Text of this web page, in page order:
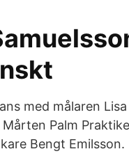
med målaren
Palm
Bengt Emilsson.